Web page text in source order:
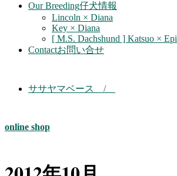
Our Breeding仔犬情報
Lincoln × Diana
Key × Diana
[ M.S. Dachshund ] Katsuo × Epi
Contactお問い合せ
ササヤマベース /
online shop